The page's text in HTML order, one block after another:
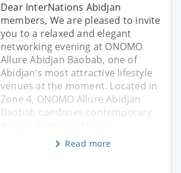
Dear InterNations Abidjan
members, We are pleased to invite
you to a relaxed and elegant
networking evening at ONOMO
Allure Abidjan Baobab, one of
Abidjan’s most attractive lifestyle
venues at the moment. Located in
Zone 4, ONOMO Allure Abidjan
Baobab combines contemporary
Read more